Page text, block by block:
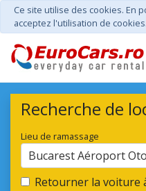
Ce site utilise des cookies. En
acceptez l'utilisation de cookies.
Recherche de
Lieu de ramassage
Bucarest Aéroport
Retourner la voiture